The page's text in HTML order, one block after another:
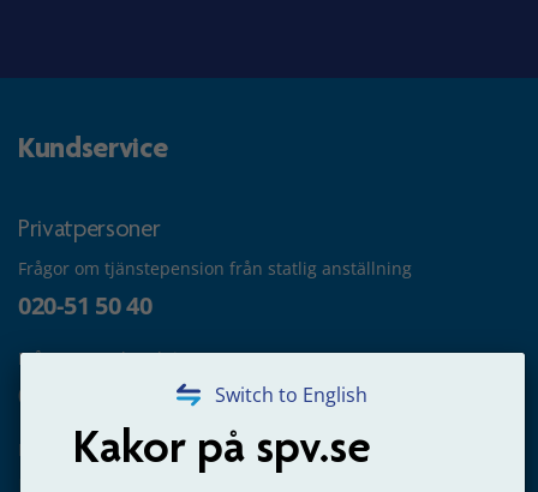
Switch to English
Kakor på spv.se
Kundservice
Privatpersoner
Frågor om tjänstepension från statlig anställning
020-51 50 40
Frågor om utbetalning
020-65 00 65
Kontakta oss